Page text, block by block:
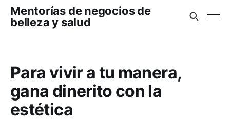
Mentorías de negocios de
belleza y salud
Para vivir a tu manera,
gana dinerito con la
estética